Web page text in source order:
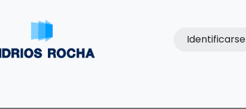
Identificarse